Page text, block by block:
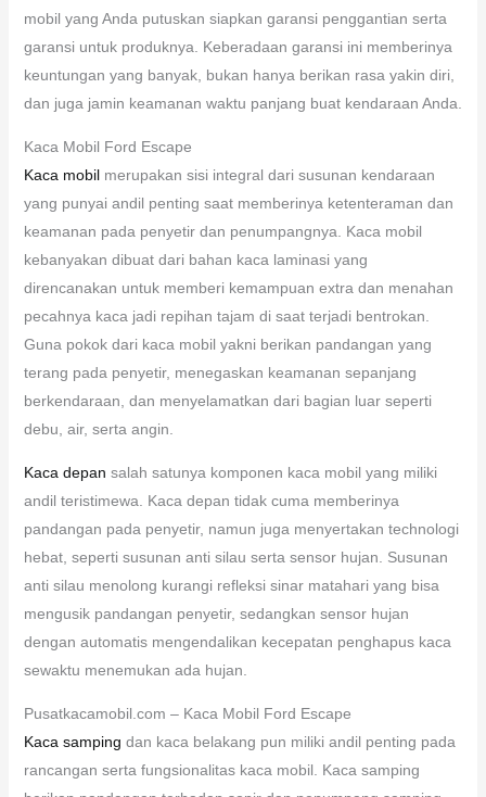
mobil yang Anda putuskan siapkan garansi penggantian serta
garansi untuk produknya. Keberadaan garansi ini memberinya
keuntungan yang banyak, bukan hanya berikan rasa yakin diri,
dan juga jamin keamanan waktu panjang buat kendaraan Anda.
Kaca Mobil Ford Escape
Kaca mobilmerupakan sisi integral dari susunan kendaraan
yang punyai andil penting saat memberinya ketenteraman dan
keamanan pada penyetir dan penumpangnya. Kaca mobil
kebanyakan dibuat dari bahan kaca laminasi yang
direncanakan untuk memberi kemampuan extra dan menahan
pecahnya kaca jadi repihan tajam di saat terjadi bentrokan.
Guna pokok dari kaca mobil yakni berikan pandangan yang
terang pada penyetir, menegaskan keamanan sepanjang
berkendaraan, dan menyelamatkan dari bagian luar seperti
debu, air, serta angin.
Kaca depan salah satunya komponen kaca mobil yang miliki
andil teristimewa. Kaca depan tidak cuma memberinya
pandangan pada penyetir, namun juga menyertakan technologi
hebat, seperti susunan anti silau serta sensor hujan. Susunan
anti silau menolong kurangi refleksi sinar matahari yang bisa
mengusik pandangan penyetir, sedangkan sensor hujan
dengan automatis mengendalikan kecepatan penghapus kaca
sewaktu menemukan ada hujan.
Pusatkacamobil.com – Kaca Mobil Ford Escape
Kaca samping dan kaca belakang pun miliki andil penting pada
rancangan serta fungsionalitas kaca mobil. Kaca samping